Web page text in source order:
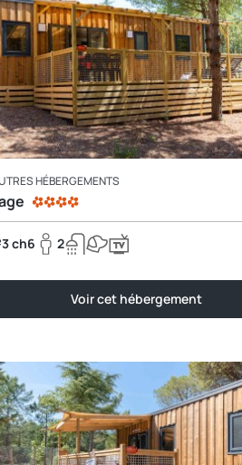
HÉBERGEMENTS
3 ch6 2
Voir cet hébergement